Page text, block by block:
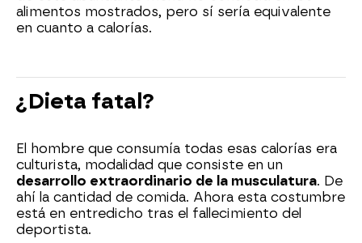
alimentos mostrados, pero sí sería equivalente
en cuanto a calorías.
¿Dieta fatal?
El hombre que consumía todas esas calorías era
culturista, modalidad que consiste en un
desarrollo extraordinario de la musculatura. De
ahí la cantidad de comida. Ahora esta costumbre
está en entredicho tras el fallecimiento del
deportista.